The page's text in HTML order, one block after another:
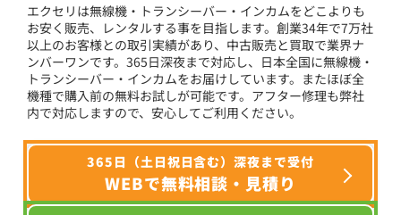
エクセリは無線機・トランシーバー・インカムをどこよりも
お安く販売、レンタルする事を目指します。創業34年で7万社
以上のお客様との取引実績があり、中古販売と買取で業界ナ
ンバーワンです。365日深夜まで対応し、日本全国に無線機・
トランシーバー・インカムをお届けしています。またほぼ全
機種で購入前の無料お試しが可能です。アフター修理も弊社
内で対応しますので、安心してご利用ください。
365日（土日祝日含む）深夜まで受付
WEBで無料相談・見積り